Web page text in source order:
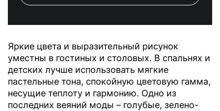
Яркие цвета и выразительный рисунок
уместны в гостиных и столовых. В спальнях и
детских лучше использовать мягкие
пастельные тона, спокойную цветовую гамма,
несущие теплоту и гармонию. Одно из
последних веяний моды – голубые, зелено-